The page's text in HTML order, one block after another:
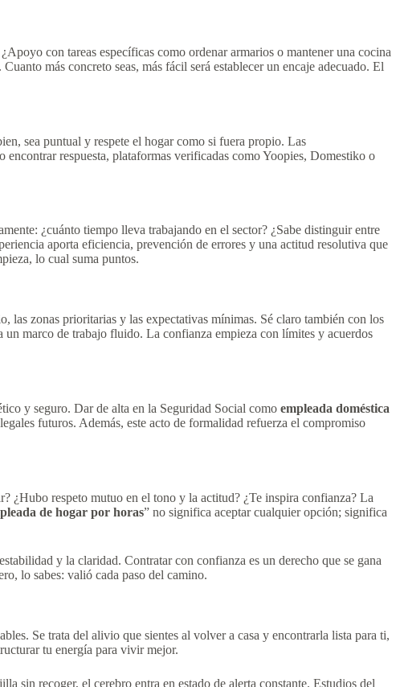
con tareas específicas como ordenar armarios o mantener una cocina
más concreto seas, más fácil será establecer un encaje adecuado. El
sea puntual y respete el hogar como si fuera propio. Las
respuesta, plataformas verificadas como Yoopies, Domestiko o
¿cuánto tiempo lleva trabajando en el sector? ¿Sabe distinguir entre
aporta eficiencia, prevención de errores y una actitud resolutiva que
lo cual suma puntos.
las zonas prioritarias y las expectativas mínimas. Sé claro también con los
marco de trabajo fluido. La confianza empieza con límites y acuerdos
y seguro. Dar de alta en la Seguridad Social como empleada doméstica
futuros. Además, este acto de formalidad refuerza el compromiso
¿Hubo respeto mutuo en el tono y la actitud? ¿Te inspira confianza? La
de hogar por horas” no significa aceptar cualquier opción; significa
y la claridad. Contratar con confianza es un derecho que se gana
lo sabes: valió cada paso del camino.
Se trata del alivio que sientes al volver a casa y encontrarla lista para ti,
tu energía para vivir mejor.
sin recoger, el cerebro entra en estado de alerta constante. Estudios del